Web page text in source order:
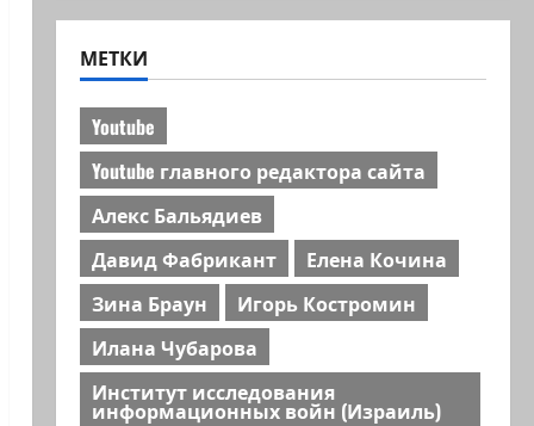
МЕТКИ
Youtube
Youtube главного редактора сайта
Алекс Бальядиев
Давид Фабрикант
Елена Кочина
Зина Браун
Игорь Костромин
Илана Чубарова
Институт исследования
информационных войн (Израиль)